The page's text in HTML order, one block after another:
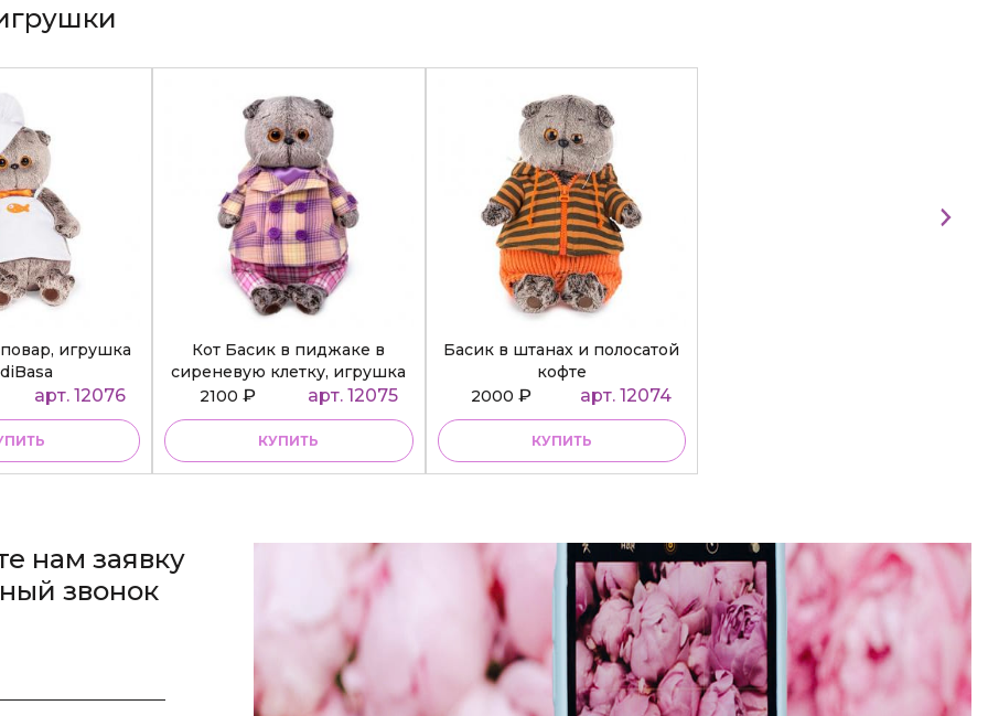
игрушка
арт. 12076
Кот Басик в пиджаке в
сиреневую клетку, игрушка
BudiBasa
2100₽ арт. 12075
КУПИТЬ
Басик в штанах и полосатой
кофте
2000 ₽ арт. 12074
КУПИТЬ
нам заявку
звонок